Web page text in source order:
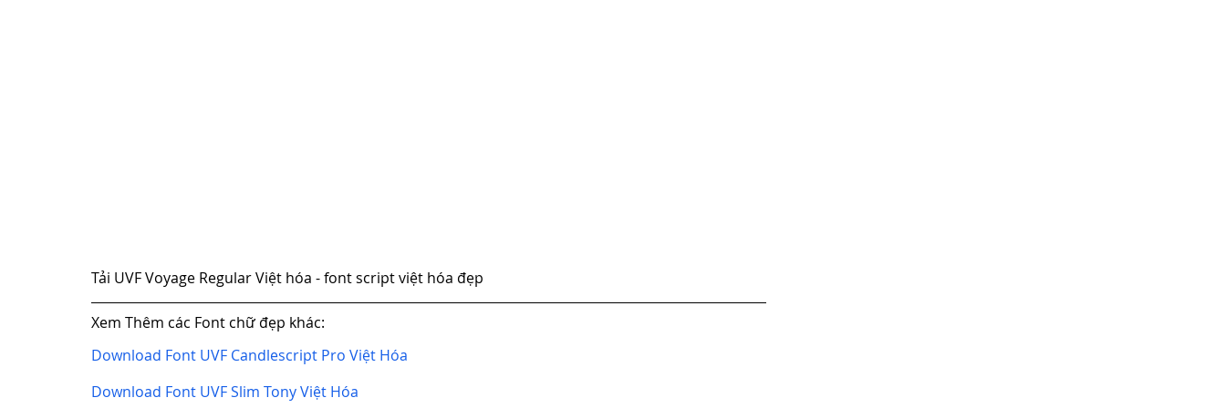
Tải UVF Voyage Regular Việt hóa - font script việt hóa đẹp
Xem Thêm các Font chữ đẹp khác:
Download Font UVF Candlescript Pro Việt Hóa
Download Font UVF Slim Tony Việt Hóa